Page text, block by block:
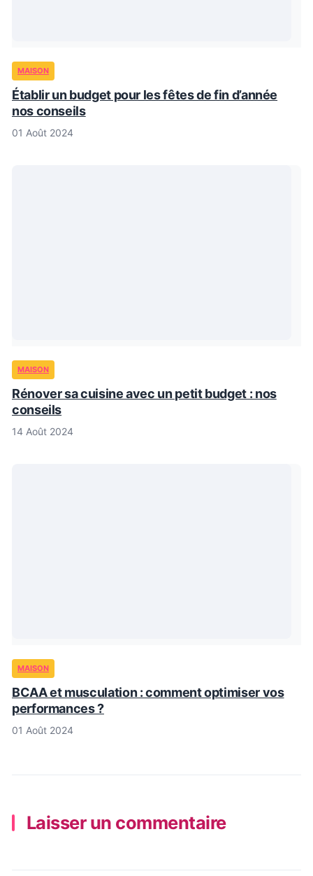
MAISON
Établir un budget pour les fêtes de fin d’année
nos conseils
01 Août 2024
MAISON
Rénover sa cuisine avec un petit budget : nos
conseils
14 Août 2024
MAISON
BCAA et musculation : comment optimiser vos
performances ?
01 Août 2024
Laisser un commentaire